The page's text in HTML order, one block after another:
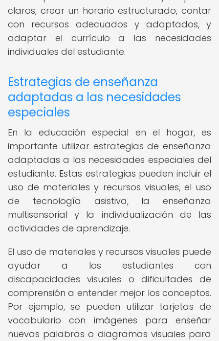
claros, crear un horario estructurado, contar
con recursos adecuados y adaptados, y
adaptar el currículo a las necesidades
individuales del estudiante.
Estrategias de enseñanza
adaptadas a las necesidades
especiales
En la educación especial en el hogar, es
importante utilizar estrategias de enseñanza
adaptadas a las necesidades especiales del
estudiante. Estas estrategias pueden incluir el
uso de materiales y recursos visuales, el uso
de tecnología asistiva, la enseñanza
multisensorial y la individualización de las
actividades de aprendizaje.
El uso de materiales y recursos visuales puede
ayudar a los estudiantes con
discapacidades visuales o dificultades de
comprensión a entender mejor los conceptos.
Por ejemplo, se pueden utilizar tarjetas de
vocabulario con imágenes para enseñar
nuevas palabras o diagramas visuales para